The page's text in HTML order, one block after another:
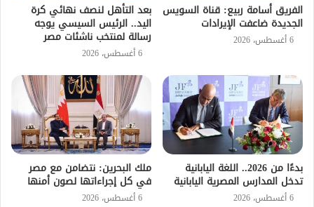
الفريق أسامة ربيع: قناة السويس
الجديدة ضاعفت الإيرادات
6 أغسطس، 2026
بعد التأهل لنصف نهائي كرة
اليد.. الرئيس السيسي يوجه
رسالة لمنتخب ناشئات مصر
6 أغسطس، 2026
بدءًا من 2026.. اللغة اليابانية
تدخل المدارس المصرية اليابانية
6 أغسطس، 2026
ملك البحرين: نتضامن مع مصر
في كل إجراءاتها لصون أمنها
6 أغسطس، 2026